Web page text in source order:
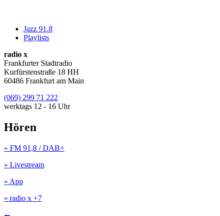
Jazz 91.8
Playlists
radio x
Frankfurter Stadtradio
Kurfürstenstraße 18 HH
60486 Frankfurt am Main
(069) 299 71 222
werktags 12 - 16 Uhr
Hören
» FM 91,8 / DAB+
» Livestream
» App
» radio x +7